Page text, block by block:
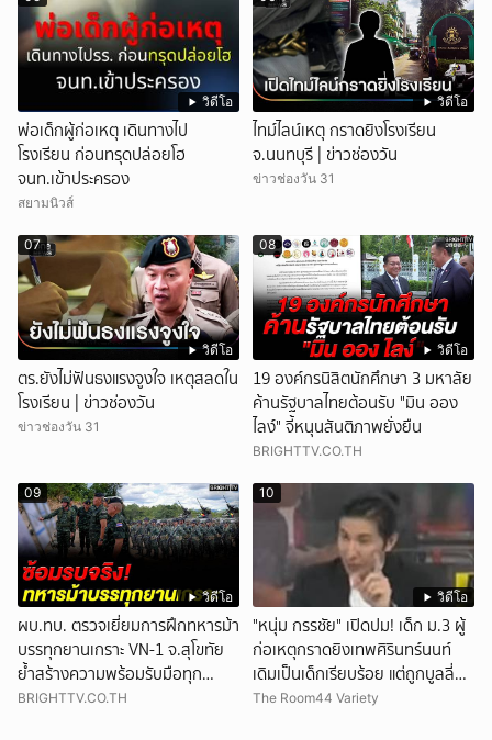
วิดีโอ
พ่อเด็กผู้ก่อเหตุ เดินทางไป
โรงเรียน ก่อนทรุดปล่อยโฮ
จนท.เข้าประครอง
สยามนิวส์
วิดีโอ
ไทม์ไลน์เหตุ กราดยิงโรงเรียน
จ.นนทบุรี | ข่าวช่องวัน
ข่าวช่องวัน 31
วิดีโอ
07
ตร.ยังไม่ฟันธงแรงจูงใจ เหตุสลดใน
โรงเรียน | ข่าวช่องวัน
ข่าวช่องวัน 31
วิดีโอ
08
19 องค์กรนิสิตนักศึกษา 3 มหาลัย
ค้านรัฐบาลไทยต้อนรับ "มิน ออง
ไลง์" จี้หนุนสันติภาพยั่งยืน
BRIGHTTV.CO.TH
วิดีโอ
09
ผบ.ทบ. ตรวจเยี่ยมการฝึกทหารม้า
บรรทุกยานเกราะ VN-1 จ.สุโขทัย
ย้ำสร้างความพร้อมรับมือทุก
สถานการณ์
BRIGHTTV.CO.TH
วิดีโอ
10
"หนุ่ม กรรชัย" เปิดปม! เด็ก ม.3 ผู้
ก่อเหตุกราดยิงเทพศิรินทร์นนท์
เดิมเป็นเด็กเรียบร้อย แต่ถูกบูลลี่
หนัก คาดแรงกดดันสะสมกลายเป็น
The Room44 Variety